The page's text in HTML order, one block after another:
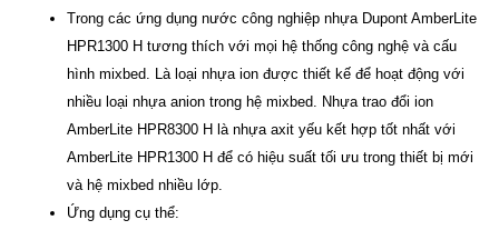
Trong các ứng dụng nước công nghiệp nhựa Dupont AmberLite
HPR1300 H tương thích với mọi hệ thống công nghệ và cấu
hình mixbed. Là loại nhựa ion được thiết kế để hoạt động với
nhiều loại nhựa anion trong hệ mixbed. Nhựa trao đổi ion
AmberLite HPR8300 H là nhựa axit yếu kết hợp tốt nhất với
AmberLite HPR1300 H để có hiệu suất tối ưu trong thiết bị mới
và hệ mixbed nhiều lớp.
Ứng dụng cụ thể: